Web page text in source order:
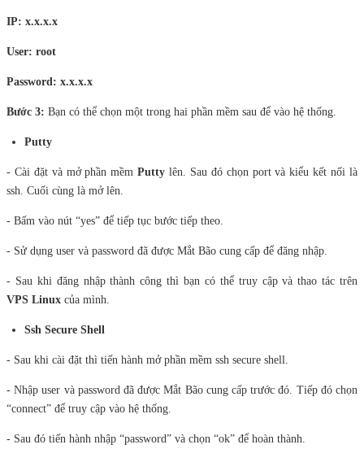
IP: x.x.x.x
User: root
Password: x.x.x.x
Bước 3: Bạn có thể chọn một trong hai phần mềm sau để vào hệ thống.
Putty
- Cài đặt và mở phần mềmPutty lên. Sau đó chọn port và kiểu kết nối là
ssh. Cuối cùng là mở lên.
- Bấm vào nút “yes” để tiếp tục bước tiếp theo.
- Sử dụng user và password đã được Mắt Bão cung cấp để đăng nhập.
- Sau khi đăng nhập thành công thì bạn có thể truy cập và thao tác trên
VPS Linux của mình.
Ssh Secure Shell
- Sau khi cài đặt thì tiến hành mở phần mềm ssh secure shell.
- Nhập user và password đã được Mắt Bão cung cấp trước đó. Tiếp đó chọn
“connect” để truy cập vào hệ thống.
- Sau đó tiến hành nhập “password” và chọn “ok” để hoàn thành.